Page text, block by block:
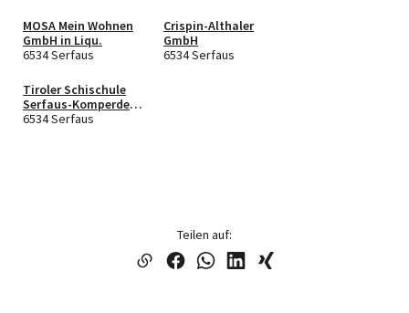
MOSA Mein Wohnen
GmbH in Liqu.
6534 Serfaus
Crispin-Althaler
GmbH
6534 Serfaus
Tiroler Schischule
Serfaus-Komperdell
Johann Purtscher KG
6534 Serfaus
Teilen auf: